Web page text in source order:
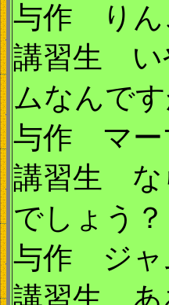
与作 りん
講習生 い
ムなんです
与作 マー
講習生 な
でしょう？
与作 ジャ
講習生 あ